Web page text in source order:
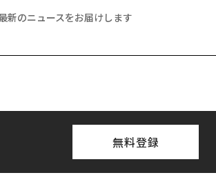
新のニュースをお届けします
無料登録